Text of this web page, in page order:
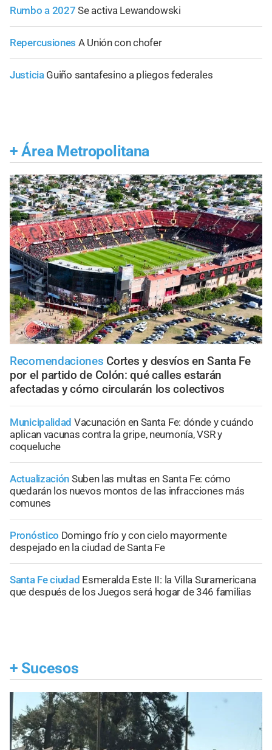
Rumbo a 2027 Se activa Lewandowski
Repercusiones A Unión con chofer
Justicia Guiño santafesino a pliegos federales
+ Área Metropolitana
Recomendaciones Cortes y desvíos en Santa Fe
por el partido de Colón: qué calles estarán
afectadas y cómo circularán los colectivos
Municipalidad Vacunación en Santa Fe: dónde y cuándo
aplican vacunas contra la gripe, neumonía, VSR y
coqueluche
Actualización Suben las multas en Santa Fe: cómo
quedarán los nuevos montos de las infracciones más
comunes
Pronóstico Domingo frío y con cielo mayormente
despejado en la ciudad de Santa Fe
Santa Fe ciudad Esmeralda Este II: la Villa Suramericana
que después de los Juegos será hogar de 346 familias
+ Sucesos